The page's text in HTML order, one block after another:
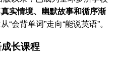
真实情境、幽默故事和循序渐
“会背单词”走向“能说英语”。
长课程